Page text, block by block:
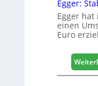
Egger:
Egger hat
einen
Euro